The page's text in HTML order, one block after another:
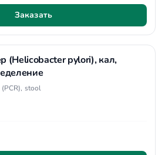
Заказать
(Helicobacter pylori), кал,
stool